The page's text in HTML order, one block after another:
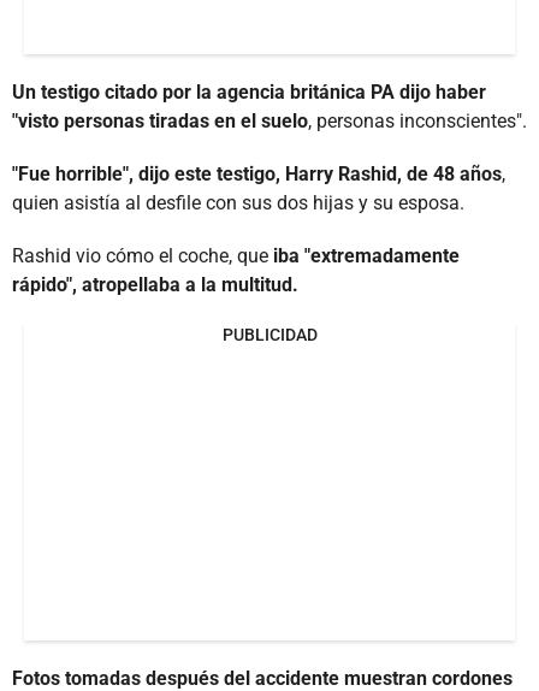
Un testigo citado por la agencia británica PA dijo haber
"visto personas tiradas en el suelo, personas inconscientes".
"Fue horrible", dijo este testigo, Harry Rashid, de 48 años,
quien asistía al desfile con sus dos hijas y su esposa.
Rashid vio cómo el coche, que iba "extremadamente
rápido", atropellaba a la multitud.
PUBLICIDAD
Fotos tomadas después del accidente muestran cordones